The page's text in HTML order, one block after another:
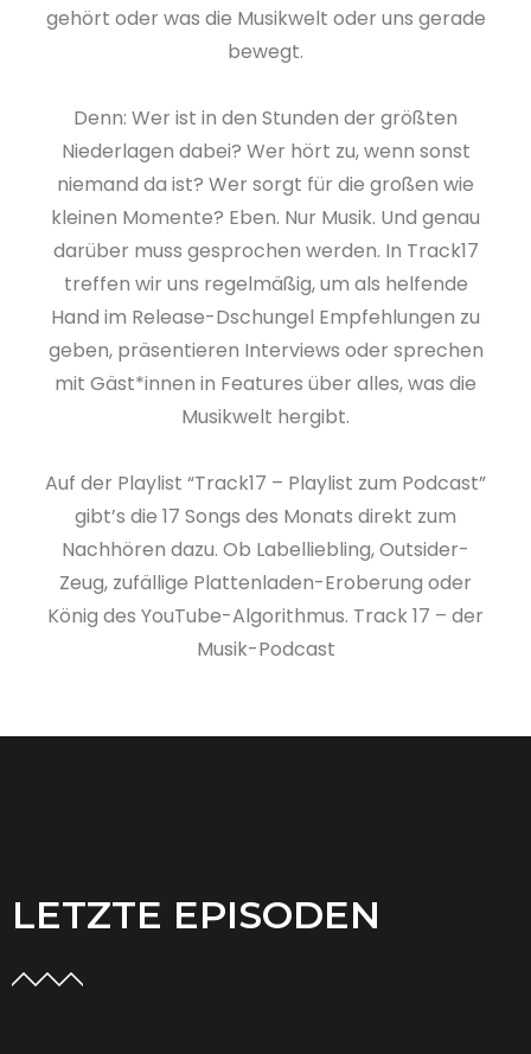
gehört oder was die Musikwelt oder uns gerade
bewegt.
Denn: Wer ist in den Stunden der größten
Niederlagen dabei? Wer hört zu, wenn sonst
niemand da ist? Wer sorgt für die großen wie
kleinen Momente? Eben. Nur Musik. Und genau
darüber muss gesprochen werden. In Track17
treffen wir uns regelmäßig, um als helfende
Hand im Release-Dschungel Empfehlungen zu
geben, präsentieren Interviews oder sprechen
mit Gäst*innen in Features über alles, was die
Musikwelt hergibt.
Auf der Playlist “Track17 – Playlist zum Podcast”
gibt’s die 17 Songs des Monats direkt zum
Nachhören dazu. Ob Labelliebling, Outsider-
Zeug, zufällige Plattenladen-Eroberung oder
König des YouTube-Algorithmus. Track 17 – der
Musik-Podcast
LETZTE EPISODEN